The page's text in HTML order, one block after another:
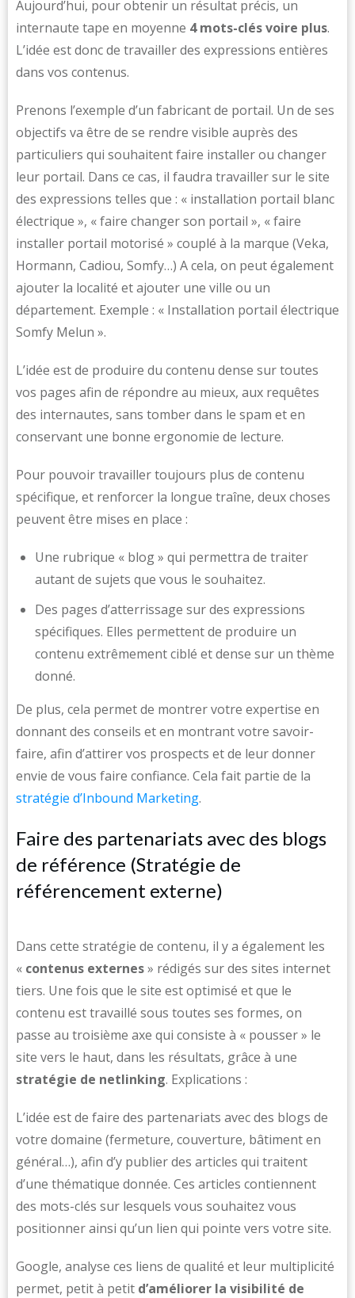
Aujourd’hui, pour obtenir un résultat précis, un
internaute tape en moyenne 4 mots-clés voire plus.
L’idée est donc de travailler des expressions entières
dans vos contenus.
Prenons l’exemple d’un fabricant de portail. Un de ses
objectifs va être de se rendre visible auprès des
particuliers qui souhaitent faire installer ou changer
leur portail. Dans ce cas, il faudra travailler sur le site
des expressions telles que : « installation portail blanc
électrique », « faire changer son portail », « faire
installer portail motorisé » couplé à la marque (Veka,
Hormann, Cadiou, Somfy…) A cela, on peut également
ajouter la localité et ajouter une ville ou un
département. Exemple : « Installation portail électrique
Somfy Melun ».
L’idée est de produire du contenu dense sur toutes
vos pages afin de répondre au mieux, aux requêtes
des internautes, sans tomber dans le spam et en
conservant une bonne ergonomie de lecture.
Pour pouvoir travailler toujours plus de contenu
spécifique, et renforcer la longue traîne, deux choses
peuvent être mises en place :
Une rubrique « blog » qui permettra de traiter
autant de sujets que vous le souhaitez.
Des pages d’atterrissage sur des expressions
spécifiques. Elles permettent de produire un
contenu extrêmement ciblé et dense sur un thème
donné.
De plus, cela permet de montrer votre expertise en
donnant des conseils et en montrant votre savoir-
faire, afin d’attirer vos prospects et de leur donner
envie de vous faire confiance. Cela fait partie de la
stratégie d’Inbound Marketing.
Faire des partenariats avec des blogs
de référence (Stratégie de
référencement externe)
Dans cette stratégie de contenu, il y a également les
« contenus externes» rédigés sur des sites internet
tiers. Une fois que le site est optimisé et que le
contenu est travaillé sous toutes ses formes, on
passe au troisième axe qui consiste à « pousser » le
site vers le haut, dans les résultats, grâce à une
stratégie de netlinking. Explications :
L’idée est de faire des partenariats avec des blogs de
votre domaine (fermeture, couverture, bâtiment en
général…), afin d’y publier des articles qui traitent
d’une thématique donnée. Ces articles contiennent
des mots-clés sur lesquels vous souhaitez vous
positionner ainsi qu’un lien qui pointe vers votre site.
Google, analyse ces liens de qualité et leur multiplicité
permet, petit à petit d’améliorer la visibilité de